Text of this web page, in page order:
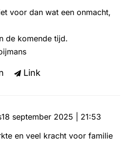
voor dan wat een onmacht,
de komende tijd.
Link
18 september 2025 | 21:53
en veel kracht voor familie